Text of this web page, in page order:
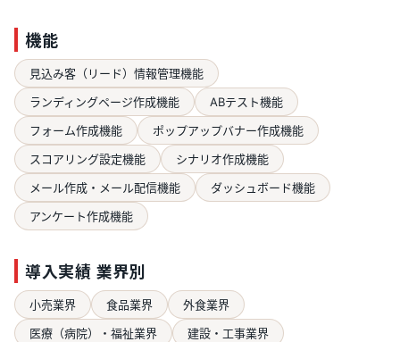
機能
見込み客（リード）情報管理機能
ランディングページ作成機能
ABテスト機能
フォーム作成機能
ポップアップバナー作成機能
スコアリング設定機能
シナリオ作成機能
メール作成・メール配信機能
ダッシュボード機能
アンケート作成機能
導入実績 業界別
小売業界 食品業界
外食業界
医療（病院）・福祉業界
建設・工事業界